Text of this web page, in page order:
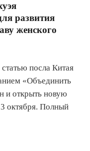
развития
женского
посла Китая
«Объединить
и открыть новую
октября. Полный